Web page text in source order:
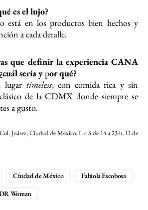
es el lujo?
está en los productos bien hechos y
a cada detalle.
que definir la experiencia CANA
sería ypor qué?
timeless, con comida rica y sin
de la CDMX donde siempre se
a gusto.
Juárez, Ciudad de México. L a S de 14 a 23 h. D de
Ciudad de México
Fabiola Escobosa
Woman